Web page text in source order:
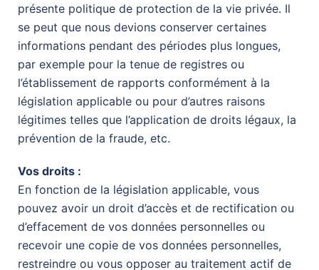
présente politique de protection de la vie privée. Il
se peut que nous devions conserver certaines
informations pendant des périodes plus longues,
par exemple pour la tenue de registres ou
l’établissement de rapports conformément à la
législation applicable ou pour d’autres raisons
légitimes telles que l’application de droits légaux, la
prévention de la fraude, etc.
Vos droits :
En fonction de la législation applicable, vous
pouvez avoir un droit d’accès et de rectification ou
d’effacement de vos données personnelles ou
recevoir une copie de vos données personnelles,
restreindre ou vous opposer au traitement actif de